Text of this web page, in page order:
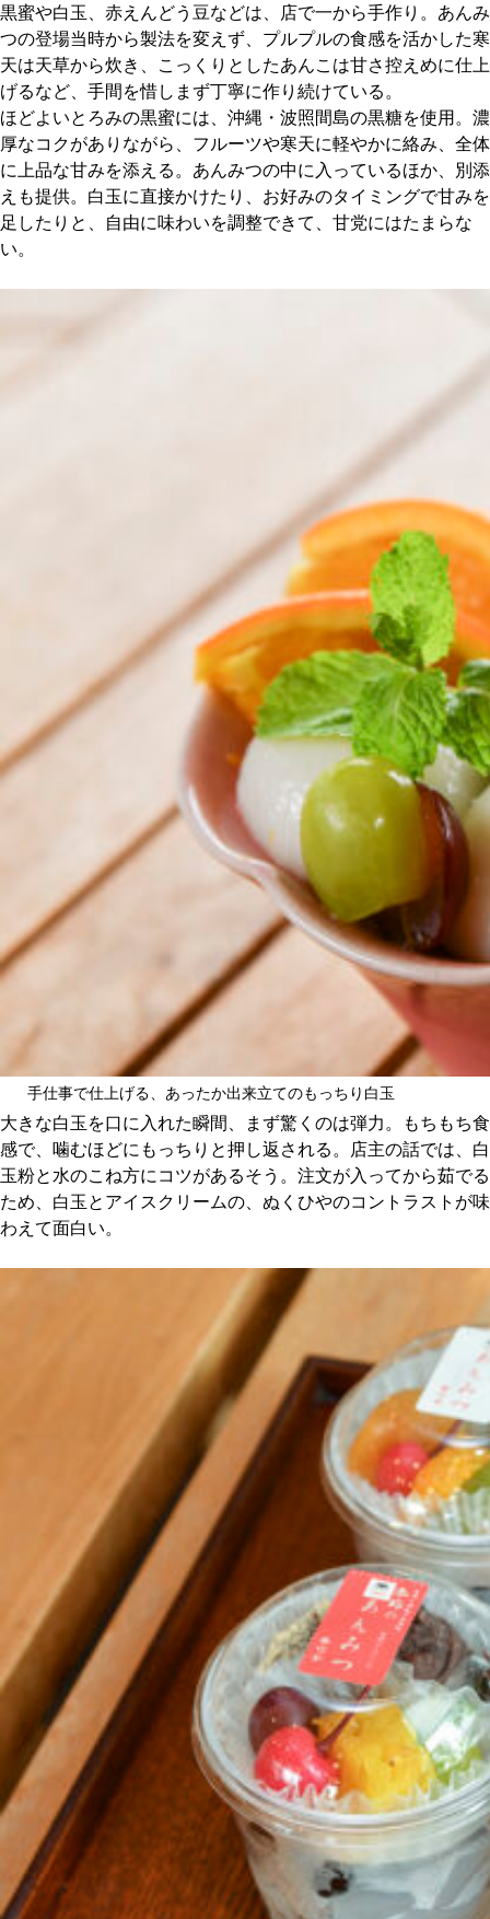
黒蜜や白玉、赤えんどう豆などは、店で一から手作り。あんみ
つの登場当時から製法を変えず、プルプルの食感を活かした寒
天は天草から炊き、こっくりとしたあんこは甘さ控えめに仕上
げるなど、手間を惜しまず丁寧に作り続けている。
ほどよいとろみの黒蜜には、沖縄・波照間島の黒糖を使用。濃
厚なコクがありながら、フルーツや寒天に軽やかに絡み、全体
に上品な甘みを添える。あんみつの中に入っているほか、別添
えも提供。白玉に直接かけたり、お好みのタイミングで甘みを
足したりと、自由に味わいを調整できて、甘党にはたまらな
い。
手仕事で仕上げる、あったか出来立てのもっちり白玉
大きな白玉を口に入れた瞬間、まず驚くのは弾力。もちもち食
感で、噛むほどにもっちりと押し返される。店主の話では、白
玉粉と水のこね方にコツがあるそう。注文が入ってから茹でる
ため、白玉とアイスクリームの、ぬくひやのコントラストが味
わえて面白い。